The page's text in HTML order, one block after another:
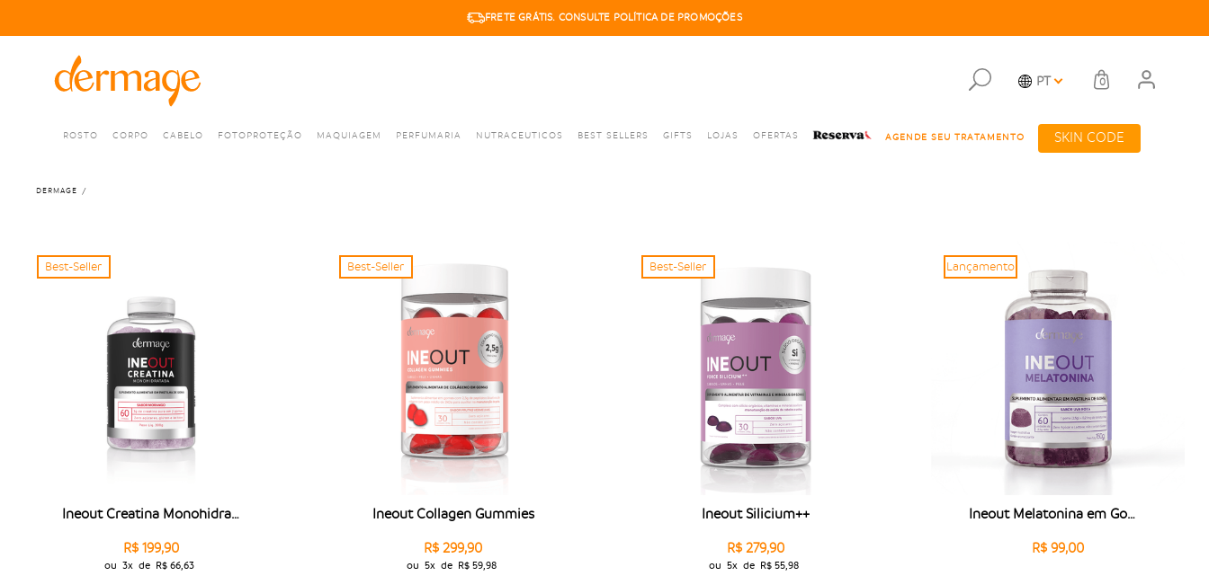
FRETE GRÁTIS. CONSULTE POLÍTICA DE PROMOÇÕES
PT 0
ROSTO CORPO CABELO FOTOPROTEÇÃO MAQUIAGEM PERFUMARIA NUTRACEUTICOS BEST SELLERS GIFTS LOJAS OFERTAS AGENDE SEU TRATAMENTO SKIN CODE
DERMAGE
Best-Seller
Ineout Creatina Monohidratada
R$ 199,90
ou 3x de R$ 66,63
Best-Seller
Ineout Collagen Gummies
R$ 299,90
ou 5x de R$ 59,98
Best-Seller
Ineout Silicium++
R$ 279,90
ou 5x de R$ 55,98
Lançamento
Ineout Melatonina em Gomas
R$ 99,00